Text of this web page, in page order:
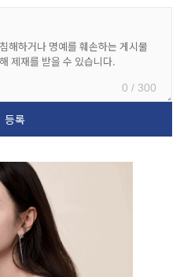
0 / 300